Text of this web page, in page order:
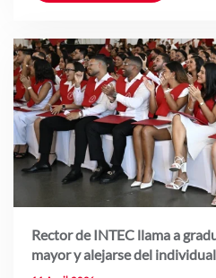
Rector de INTEC llama a
mayor y alejarse del